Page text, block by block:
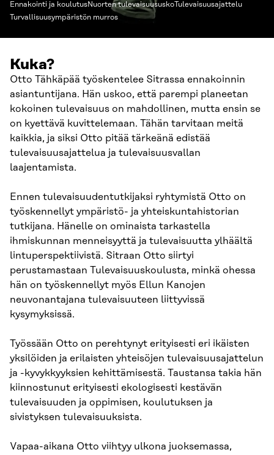
Ennakointi ja koulutusNuorten tulevaisuususko Tulevaisuusajattelu
Turvallisuusympäristön murros
Kuka?
Otto Tähkäpää työskentelee Sitrassa ennakoinnin
asiantuntijana. Hän uskoo, että parempi planeetan
kokoinen tulevaisuus on mahdollinen, mutta ensin se
on kyettävä kuvittelemaan. Tähän tarvitaan meitä
kaikkia, ja siksi Otto pitää tärkeänä edistää
tulevaisuusajattelua ja tulevaisuusvallan
laajentamista.
Ennen tulevaisuudentutkijaksi ryhtymistä Otto on
työskennellyt ympäristö- ja yhteiskuntahistorian
tutkijana. Hänelle on ominaista tarkastella
ihmiskunnan menneisyyttä ja tulevaisuutta ylhäältä
lintuperspektiivistä. Sitraan Otto siirtyi
perustamastaan Tulevaisuuskoulusta, minkä ohessa
hän on työskennellyt myös Ellun Kanojen
neuvonantajana tulevaisuuteen liittyvissä
kysymyksissä.
Työssään Otto on perehtynyt erityisesti eri ikäisten
yksilöiden ja erilaisten yhteisöjen tulevaisuusajattelun
ja -kyvykkyyksien kehittämisestä. Taustansa takia hän
kiinnostunut erityisesti ekologisesti kestävän
tulevaisuuden ja oppimisen, koulutuksen ja
sivistyksen tulevaisuuksista.
Vapaa-aikana Otto viihtyy ulkona juoksemassa,